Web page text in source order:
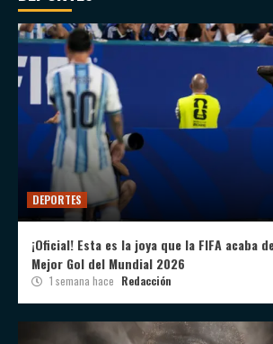
DEPORTES
¡Oficial! Esta es la joya que la FIFA acaba
Mejor Gol del Mundial 2026
1 semana hace Redacción